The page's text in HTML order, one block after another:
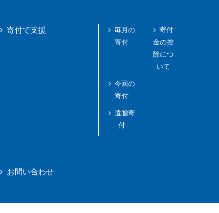
寄付で支援
毎月の
寄付
今回の
寄付
遺贈寄
付
寄付
金の控
除につ
いて
お問い合わせ